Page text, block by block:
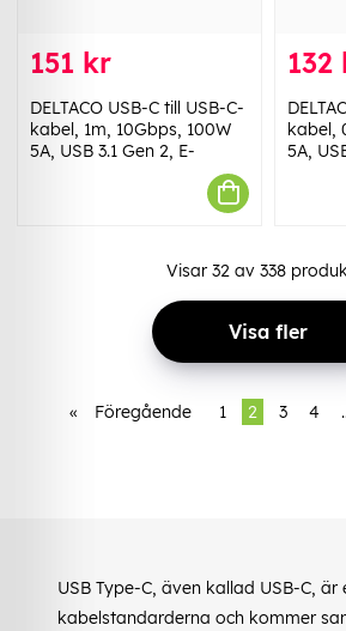
151 kr
DELTACO USB-C till USB-C-
kabel, 1m, 10Gbps, 100W
5A, USB 3.1 Gen 2, E-
132
kabel,
5A,
Visar 32 av 338
Visa fler
« Föregående 1 2 3 4
USB Type-C, även kallad USB-C,
kabelstandarderna och kommer